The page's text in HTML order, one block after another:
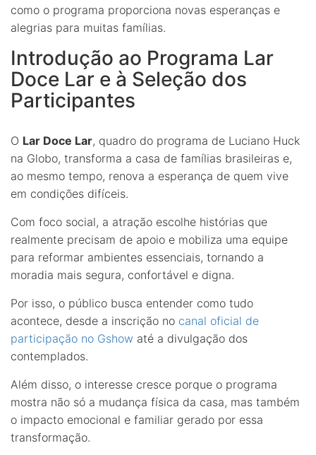
como o programa proporciona novas esperanças e
alegrias para muitas famílias.
Introdução ao Programa Lar
Doce Lar e à Seleção dos
Participantes
O Lar Doce Lar, quadro do programa de Luciano Huck
na Globo, transforma a casa de famílias brasileiras e,
ao mesmo tempo, renova a esperança de quem vive
em condições difíceis.
Com foco social, a atração escolhe histórias que
realmente precisam de apoio e mobiliza uma equipe
para reformar ambientes essenciais, tornando a
moradia mais segura, confortável e digna.
Por isso, o público busca entender como tudo
acontece, desde a inscrição no canal oficial de
participação no Gshow até a divulgação dos
contemplados.
Além disso, o interesse cresce porque o programa
mostra não só a mudança física da casa, mas também
o impacto emocional e familiar gerado por essa
transformação.